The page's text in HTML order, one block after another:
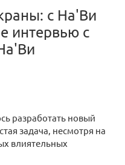
с На'Ви
интервью с
разработать новый
задача, несмотря на
влиятельных